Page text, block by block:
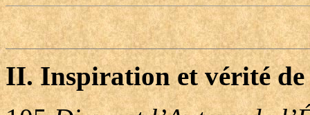
II. Inspiration et vérité